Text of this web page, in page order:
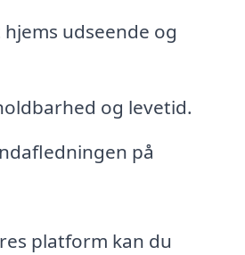
udseende og
og levetid.
på
platform kan du